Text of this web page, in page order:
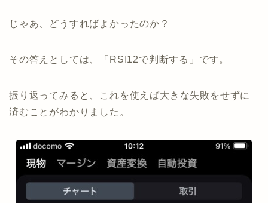
じゃあ、どうすればよかったのか？
その答えとしては、「RSI12で判断する」です。
振り返ってみると、これを使えば大きな失敗をせずに
済むことがわかりました。